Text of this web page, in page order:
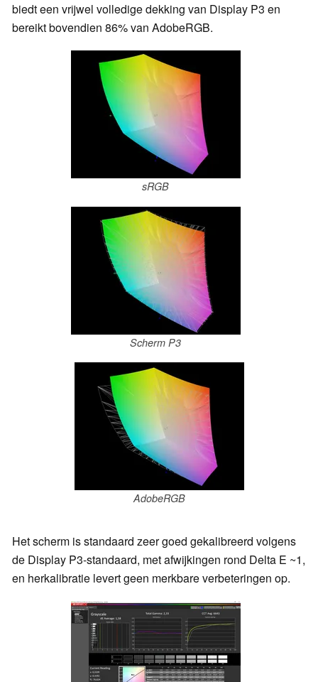
biedt een vrijwel volledige dekking van Display P3 en
bereikt bovendien 86% van AdobeRGB.
sRGB
Scherm P3
AdobeRGB
Het scherm is standaard zeer goed gekalibreerd volgens
de Display P3-standaard, met afwijkingen rond Delta E ~1,
en herkalibratie levert geen merkbare verbeteringen op.